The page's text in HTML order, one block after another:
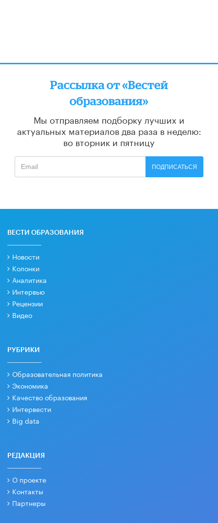
Рассылка от «Вестей
образования»
Мы отправляем подборку лучших и
актуальных материалов два раза в неделю:
во вторник и пятницу
ПОДПИСАТЬСЯ
ВЕСТИ ОБРАЗОВАНИЯ
Новости
Колонки
Аналитика
Интервью
Рецензии
Видео
РУБРИКИ
Образовательная политика
Экономика
Качество образования
Интервести
Big data
РЕДАКЦИЯ
О проекте
Контакты
Партнеры